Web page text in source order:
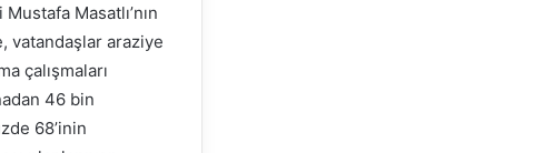
Masatlı’nın
vatandaşlar araziye
çalışmaları
46 bin
68’inin